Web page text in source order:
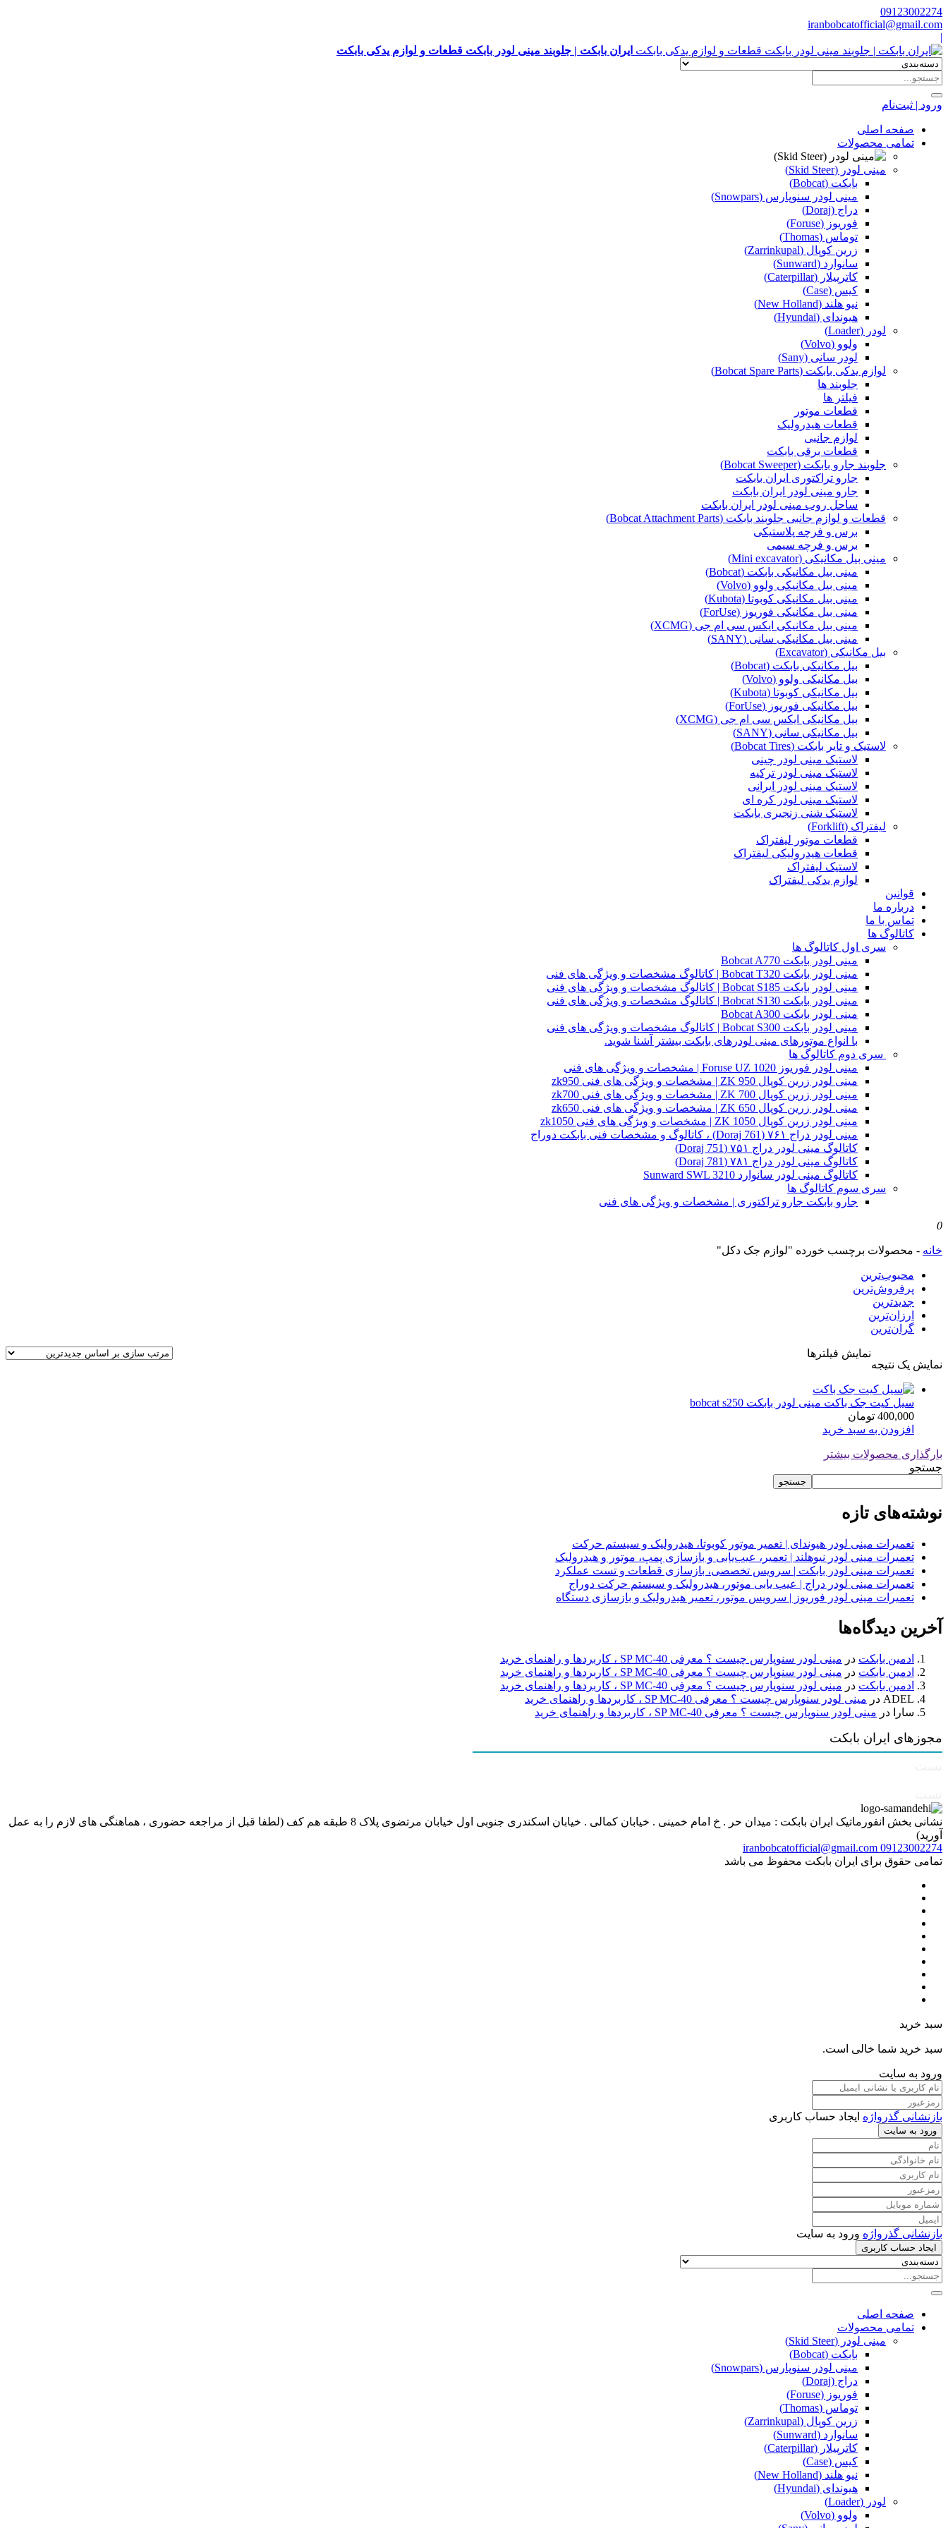
09123002274
iranbobcatofficial@gmail.com
|
ایران بابکت | جلوبند مینی لودر بابکت قطعات و لوازم یدکی بابکت
ورود | ثبت‌نام
صفحه اصلی
تمامی محصولات
مینی لودر (Skid Steer)
بابکت (Bobcat)
مینی لودر سنوپارس (Snowpars)
دراج (Doraj)
فوریوز (Foruse)
توماس (Thomas)
زرین کوپال (Zarrinkupal)
سانوارد (Sunward)
کاترپیلار (Caterpillar)
کیس (Case)
نیو هلند (New Holland)
هیوندای (Hyundai)
لودر (Loader)
ولوو (Volvo)
لودر سانی (Sany)
لوازم یدکی بابکت (Bobcat Spare Parts)
جلوبند ها
فیلتر ها
قطعات موتور
قطعات هیدرولیک
لوازم جانبی
قطعات برقی بابکت
جلوبند جارو بابکت (Bobcat Sweeper)
جارو تراکتوری ایران بابکت
جارو مینی لودر ایران بابکت
ساحل روب مینی لودر ایران بابکت
قطعات و لوازم جانبی جلوبند بابکت (Bobcat Attachment Parts)
برس و فرچه پلاستیکی
برس و فرچه سیمی
مینی بیل مکانیکی (Mini excavator)
مینی بیل مکانیکی بابکت (Bobcat)
مینی بیل مکانیکی ولوو (Volvo)
مینی بیل مکانیکی کوبوتا (Kubota)
مینی بیل مکانیکی فوریوز (ForUse)
مینی بیل مکانیکی ایکس سی ام جی (XCMG)
مینی بیل مکانیکی سانی (SANY)
بیل مکانیکی (Excavator)
بیل مکانیکی بابکت (Bobcat)
بیل مکانیکی ولوو (Volvo)
بیل مکانیکی کوبوتا (Kubota)
بیل مکانیکی فوریوز (ForUse)
بیل مکانیکی ایکس سی ام جی (XCMG)
بیل مکانیکی سانی (SANY)
لاستیک و تایر بابکت (Bobcat Tires)
لاستیک مینی لودر چینی
لاستیک مینی لودر ترکیه
لاستیک مینی لودر ایرانی
لاستیک مینی لودر کره ای
لاستیک شنی زنجیری بابکت
لیفتراک (Forklift)
قطعات موتور لیفتراک
قطعات هیدرولیکی لیفتراک
لاستیک لیفتراک
لوازم یدکی لیفتراک
قوانین
درباره ما
تماس با ما
کاتالوگ ها
سری اول کاتالوگ ها
مینی لودر بابکت Bobcat A770
مینی لودر بابکت Bobcat T320 | کاتالوگ مشخصات و ویژگی های فنی
مینی لودر بابکت Bobcat S185 | کاتالوگ مشخصات و ویژگی های فنی
مینی لودر بابکت Bobcat S130 | کاتالوگ مشخصات و ویژگی های فنی
مینی لودر بابکت Bobcat A300
مینی لودر بابکت Bobcat S300 | کاتالوگ مشخصات و ویژگی های فنی
با انواع موتورهای مینی لودرهای بابکت بیشتر آشنا شوید.
سری دوم کاتالوگ ها
مینی لودر فوریوز Foruse UZ 1020 | مشخصات و ویژگی های فنی
مینی لودر زرین کوپال ZK 950 | مشخصات و ویژگی های فنی zk950
مینی لودر زرین کوپال ZK 700 | مشخصات و ویژگی های فنی zk700
مینی لودر زرین کوپال ZK 650 | مشخصات و ویژگی های فنی zk650
مینی لودر زرین کوپال ZK 1050 | مشخصات و ویژگی های فنی zk1050
مینی لودر دراج ۷۶۱ (Doraj 761) ، کاتالوگ و مشخصات فنی بابکت دوراج
کاتالوگ مینی لودر دراج ۷۵۱ (Doraj 751)
کاتالوگ مینی لودر دراج ۷۸۱ (Doraj 781)
کاتالوگ مینی لودر سانوارد Sunward SWL 3210
سری سوم کاتالوگ ها
جارو بابکت جارو تراکتوری | مشخصات و ویژگی های فنی
0
خانه - محصولات برچسب خورده "لوازم جک دکل"
محبوب‌ترین
پرفروش‌ترین
جدیدترین
ارزان‌ترین
گران‌ترین
نمایش یک نتیجه
نمایش فیلترها
سیل کیت جک باکت مینی لودر بابکت bobcat s250
400,000 تومان
افزودن به سبد خرید
بارگذاری محصولات بیشتر
جستجو
جستجو
نوشته‌های تازه
تعمیرات مینی لودر هیوندای | تعمیر موتور کوبوتا، هیدرولیک و سیستم حرکت
تعمیرات مینی لودر نیوهلند | تعمیر، عیب‌یابی و بازسازی پمپ، موتور و هیدرولیک
تعمیرات مینی لودر بابکت | سرویس تخصصی، بازسازی قطعات و تست عملکرد
تعمیرات مینی لودر دراج | عیب یابی موتور، هیدرولیک و سیستم حرکت دوراج
تعمیرات مینی لودر فوریوز | سرویس موتور، تعمیر هیدرولیک و بازسازی دستگاه
آخرین دیدگاه‌ها
ادمین بابکت در مینی لودر سنوپارس چیست ؟ معرفی SP MC-40 ، کاربردها و راهنمای خرید
ادمین بابکت در مینی لودر سنوپارس چیست ؟ معرفی SP MC-40 ، کاربردها و راهنمای خرید
ادمین بابکت در مینی لودر سنوپارس چیست ؟ معرفی SP MC-40 ، کاربردها و راهنمای خرید
ADEL در مینی لودر سنوپارس چیست ؟ معرفی SP MC-40 ، کاربردها و راهنمای خرید
سارا
در مینی لودر سنوپارس چیست ؟ معرفی SP MC-40 ، کاربردها و راهنمای خرید
مجوزهای ایران بابکت
نشانی بخش انفورماتیک ایران بابکت : میدان حر . خ امام خمینی . خیابان کمالی . خیابان اسکندری جنوبی اول خیابان مرتضوی پلاک 8 طبقه هم کف (لطفا قبل از مراجعه حضوری ، هماهنگی های لازم را به عمل
آورید)
09123002274
iranbobcatofficial@gmail.com
تمامی حقوق برای ایران بابکت محفوظ می باشد
سبد خرید
سبد خرید شما خالی است.
ورود به سایت
بازنشانی گذرواژه ایجاد حساب کاربری
ورود به سایت
بازنشانی گذرواژه ورود به سایت
ایجاد حساب کاربری
صفحه اصلی
تمامی محصولات
مینی لودر (Skid Steer)
بابکت (Bobcat)
مینی لودر سنوپارس (Snowpars)
دراج (Doraj)
فوریوز (Foruse)
توماس (Thomas)
زرین کوپال (Zarrinkupal)
سانوارد (Sunward)
کاترپیلار (Caterpillar)
کیس (Case)
نیو هلند (New Holland)
هیوندای (Hyundai)
لودر (Loader)
ولوو (Volvo)